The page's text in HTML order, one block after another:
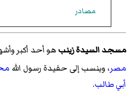
مصادر
مسجد السيدة زينبهو أحد أكبر
مصر، وينسب إلى حفيدة رسول الله
أبي طالب.